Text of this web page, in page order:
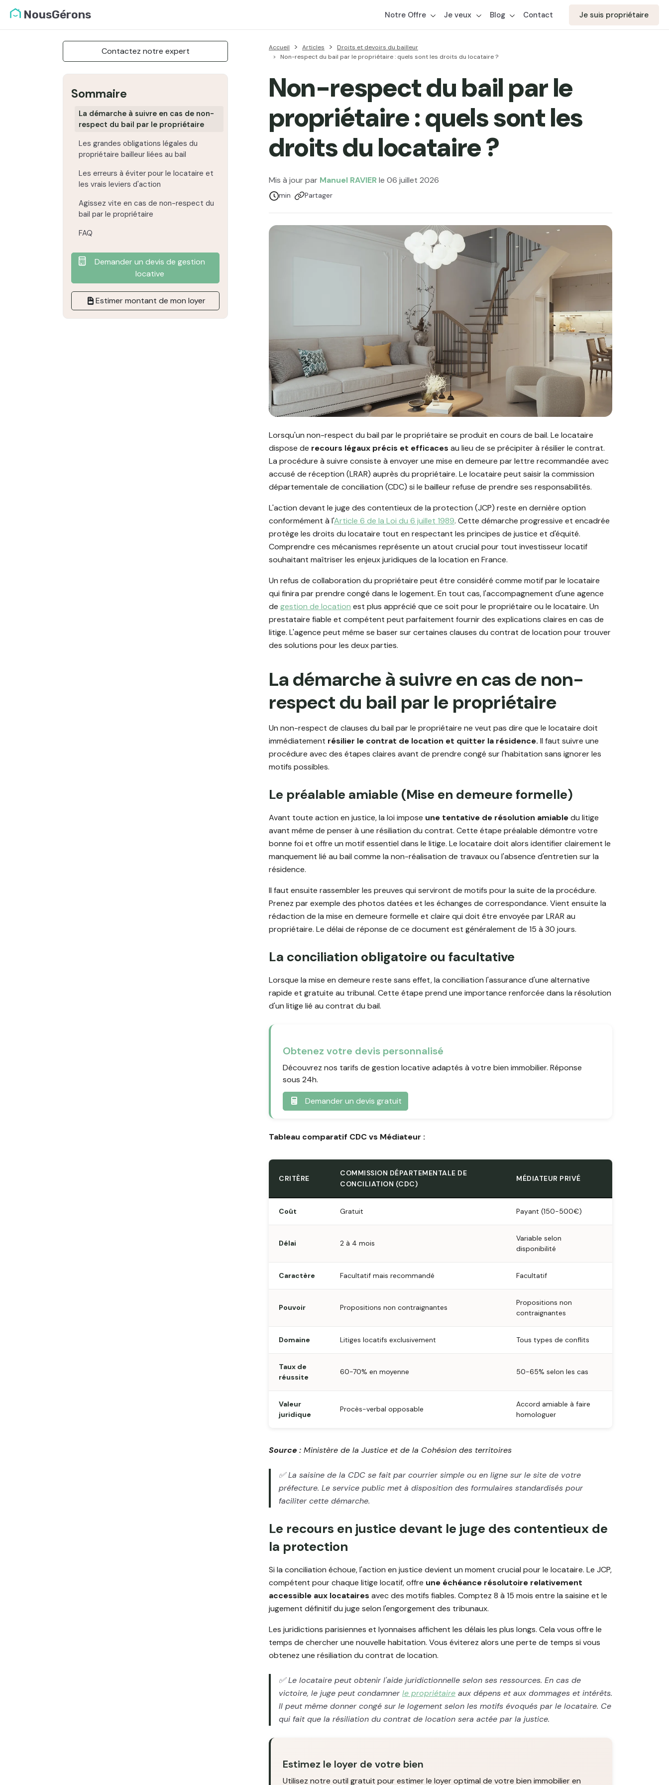
NousGérons Notre Offre Je veux Blog Contact Je suis propriétaire
Accueil Articles
Droits et devoirs du bailleur
Non-respect du bail par le propriétaire : quels sont les droits du locataire ?
Non-respect du bail par le
propriétaire : quels sont les
droits du locataire ?
Mis à jour par Manuel RAVIER le 06 juillet 2026
Temps de lecture :
min Partager
Lorsqu'un non-respect du bail par le propriétaire se produit en cours de bail. Le locataire
dispose de recours légaux précis et efficaces au lieu de se précipiter à résilier le contrat.
La procédure à suivre consiste à envoyer une mise en demeure par lettre recommandée avec
accusé de réception (LRAR) auprès du propriétaire. Le locataire peut saisir la commission
départementale de conciliation (CDC) si le bailleur refuse de prendre ses responsabilités.
L'action devant le juge des contentieux de la protection (JCP) reste en dernière option
conformément à l'Article 6 de la Loi du 6 juillet 1989. Cette démarche progressive et encadrée
protège les droits du locataire tout en respectant les principes de justice et d'équité.
Comprendre ces mécanismes représente un atout crucial pour tout investisseur locatif
souhaitant maîtriser les enjeux juridiques de la location en France.
Un refus de collaboration du propriétaire peut être considéré comme motif par le locataire
qui finira par prendre congé dans le logement. En tout cas, l'accompagnement d'une agence
de gestion de location est plus apprécié que ce soit pour le propriétaire ou le locataire. Un
prestataire fiable et compétent peut parfaitement fournir des explications claires en cas de
litige. L'agence peut même se baser sur certaines clauses du contrat de location pour trouver
des solutions pour les deux parties.
La démarche à suivre en cas de non-
respect du bail par le propriétaire
Un non-respect de clauses du bail par le propriétaire ne veut pas dire que le locataire doit
immédiatement résilier le contrat de location et quitter la résidence. Il faut suivre une
procédure avec des étapes claires avant de prendre congé sur l'habitation sans ignorer les
motifs possibles.
Le préalable amiable (Mise en demeure formelle)
Avant toute action en justice, la loi impose une tentative de résolution amiabledu litige
avant même de penser à une résiliation du contrat. Cette étape préalable démontre votre
bonne foi et offre un motif essentiel dans le litige. Le locataire doit alors identifier clairement le
manquement lié au bail comme la non-réalisation de travaux ou l'absence d'entretien sur la
résidence.
Il faut ensuite rassembler les preuves qui serviront de motifs pour la suite de la procédure.
Prenez par exemple des photos datées et les échanges de correspondance. Vient ensuite la
rédaction de la mise en demeure formelle et claire qui doit être envoyée par LRAR au
propriétaire. Le délai de réponse de ce document est généralement de 15 à 30 jours.
La conciliation obligatoire ou facultative
Lorsque la mise en demeure reste sans effet, la conciliation l'assurance d'une alternative
rapide et gratuite au tribunal. Cette étape prend une importance renforcée dans la résolution
d'un litige lié au contrat du bail.
Obtenez votre devis personnalisé
Découvrez nos tarifs de gestion locative adaptés à votre bien immobilier. Réponse
sous 24h.
Demander un devis gratuit
Tableau comparatif CDC vs Médiateur :
CRITÈRE
COMMISSION DÉPARTEMENTALE DE
CONCILIATION (CDC)
MÉDIATEUR PRIVÉ
Coût Gratuit Payant (150-500€)
Délai 2 à 4 mois
Variable selon
disponibilité
Caractère Facultatif mais recommandé Facultatif
Pouvoir Propositions non contraignantes
Propositions non
contraignantes
Domaine Litiges locatifs exclusivement Tous types de conflits
Taux de
réussite
60-70% en moyenne 50-65% selon les cas
Valeur
juridique
Procès-verbal opposable
Accord amiable à faire
homologuer
Source : Ministère de la Justice et de la Cohésion des territoires
✅ La saisine de la CDC se fait par courrier simple ou en ligne sur le site de votre
préfecture. Le service public met à disposition des formulaires standardisés pour
faciliter cette démarche.
Le recours en justice devant le juge des contentieux de
la protection
Si la conciliation échoue, l'action en justice devient un moment crucial pour le locataire. Le JCP,
compétent pour chaque litige locatif, offre une échéance résolutoire relativement
accessible aux locataires avec des motifs fiables. Comptez 8 à 15 mois entre la saisine et le
jugement définitif du juge selon l'engorgement des tribunaux.
Les juridictions parisiennes et lyonnaises affichent les délais les plus longs. Cela vous offre le
temps de chercher une nouvelle habitation. Vous éviterez alors une perte de temps si vous
obtenez une résiliation du contrat de location.
✅ Le locataire peut obtenir l'aide juridictionnelle selon ses ressources. En cas de
victoire, le juge peut condamnerle propriétaire aux dépens et aux dommages et intérêts.
Il peut même donner congé sur le logement selon les motifs évoqués par le locataire. Ce
qui fait que la résiliation du contrat de location sera actée par la justice.
Estimez le loyer de votre bien
Utilisez notre outil gratuit pour estimer le loyer optimal de votre bien immobilier en
Contactez notre expert
Sommaire
La démarche à suivre en cas de non-
respect du bail par le propriétaire
Les grandes obligations légales du
propriétaire bailleur liées au bail
Les erreurs à éviter pour le locataire et
les vrais leviers d'action
Agissez vite en cas de non-respect du
bail par le propriétaire
FAQ
Demander un devis de gestion
locative
Estimer montant de mon loyer